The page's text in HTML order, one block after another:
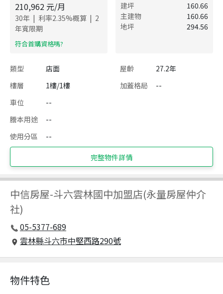
210,962 元/月
30年 | 利率2.35%概算 | 2
年寬限期
​符合首購資格嗎?
建坪
160.66
主建物
160.66
地坪
294.56
類型 店面 屋齡
27.2年
樓層
1樓/1樓 加蓋格局
--
車位
--
謄本用途
--
使用分區
--
完整物件詳情
中信房屋-斗六雲林國中加盟店(永量房屋仲介
社)
05-5377-689
雲林縣斗六市中堅西路290號
物件特色